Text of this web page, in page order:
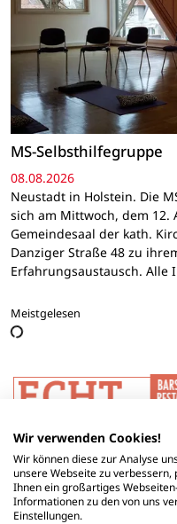
MS-Selbsthilfegruppe
08.08.2026
Neustadt in Holstein. Die
sich am Mittwoch, dem 12.
Gemeindesaal der kath.
Danziger Straße 48 zu
Erfahrungsaustausch.
Meistgelesen
Wir verwenden Cookies!
Wir können diese zur Analyse
unsere Webseite zu
Ihnen ein großartiges
Informationen zu den von uns
Einstellungen.